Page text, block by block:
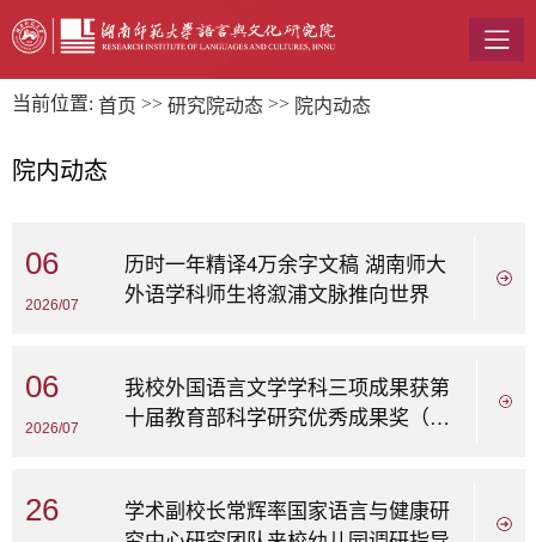
当前位置: 首页 >> 研究院动态 >> 院内动态
院内动态
06
2026/07
历时一年精译4万余字文稿 湖南师大
外语学科师生将溆浦文脉推向世界
06
2026/07
我校外国语言文学学科三项成果获第
十届教育部科学研究优秀成果奖（人
26
学术副校长常辉率国家语言与健康研